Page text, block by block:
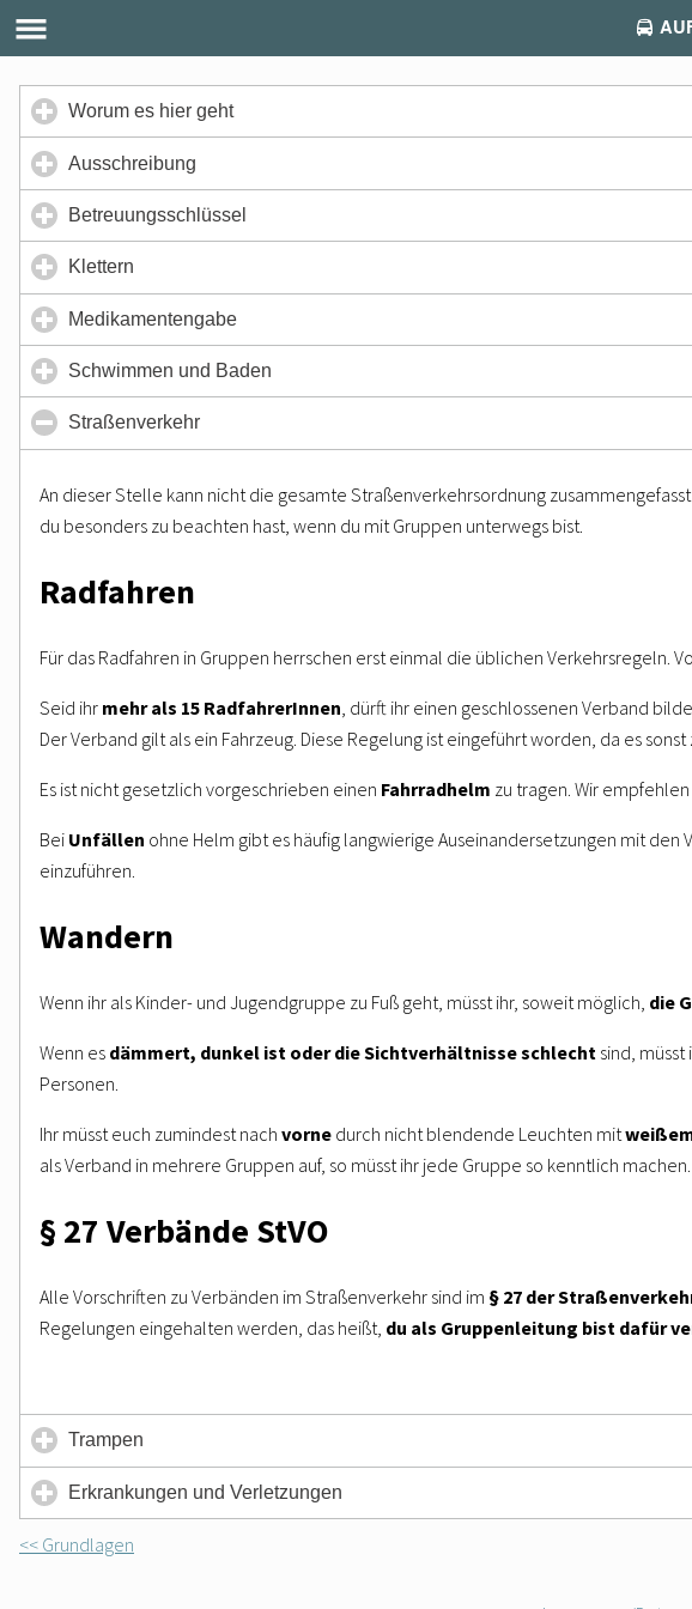
Worum es hier gehtclick
to
contents
Ausschreibung
to
expand
contents
Betreuungsschlüssel
to
Klettern
to
expand
contents
Medikamentengabe
to
expand
contents
Schwimmen und Baden
to
contents
Straßenverkehr
to
contents
An dieser Stelle kann nicht die gesamte Straßenverkehrsordnung
du besonders zu beachten hast, wenn du mit Gruppen unterwegs bist.
Radfahren
Für das Radfahren in Gruppen herrschen erst einmal die üblichen Verkehrsregeln.
Seid ihr mehr als 15 RadfahrerInnen , dürft ihr einen geschlossenen Verband
Der Verband gilt als ein Fahrzeug. Diese Regelung ist eingeführt worden, da es
Es ist nicht gesetzlich vorgeschrieben einen Fahrradhelm zu tragen. Wir
Bei Unfällen ohne Helm gibt es häufig langwierige Auseinandersetzungen mit
einzuführen.
Wandern
Wenn ihr als Kinder- und Jugendgruppe zu Fuß geht, müsst ihr, soweit möglich, die
Wenn es dämmert, dunkel ist oder die Sichtverhältnisse schlecht sind,
Personen.
Ihr müsst euch zumindest nach vorne durch nicht blendende Leuchten mit
als Verband in mehrere Gruppen auf, so müsst ihr jede Gruppe so kenntlich machen.
§ 27 Verbände StVO
Alle Vorschriften zu Verbänden im Straßenverkehr sind im § 27 der
Regelungen eingehalten werden, das heißt, du als Gruppenleitung bist dafür
Trampen
to
expand
contents
Erkrankungen und Verletzungen
to
<< Grundlagen